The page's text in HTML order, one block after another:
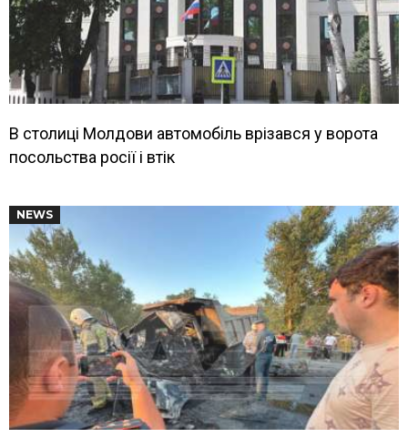
В столиці Молдови автомобіль врізався у ворота
посольства росії і втік
NEWS